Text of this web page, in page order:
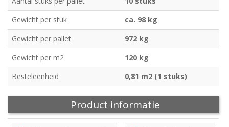
Gewicht per stuk
ca. 98 kg
Gewicht per pallet
972 kg
Gewicht per m2
120 kg
Besteleenheid
0,81 m2 (1 stuks)
Product informatie